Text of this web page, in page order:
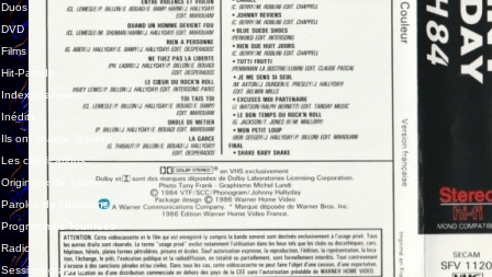
Duos
DVD
Films
Hit-Parade
Index chansons
Inédits
Ils ont chanté Johnny
Les certifications
Originaux de Johnny
Paroles de chansons
Programmes Tournées
Radio
Sessionographie